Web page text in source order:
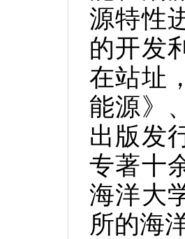
源特性
的开发
在站址
能源》
出版发
专著十
海洋大
所的海